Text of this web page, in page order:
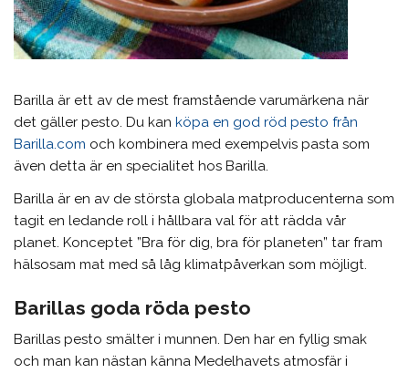
Barilla är ett av de mest framstående varumärkena när
det gäller pesto. Du kan köpa en god röd pesto från
Barilla.com och kombinera med exempelvis pasta som
även detta är en specialitet hos Barilla.
Barilla är en av de största globala matproducenterna som
tagit en ledande roll i hållbara val för att rädda vår
planet. Konceptet ”Bra för dig, bra för planeten” tar fram
hälsosam mat med så låg klimatpåverkan som möjligt.
Barillas goda röda pesto
Barillas pesto smälter i munnen. Den har en fyllig smak
och man kan nästan känna Medelhavets atmosfär i